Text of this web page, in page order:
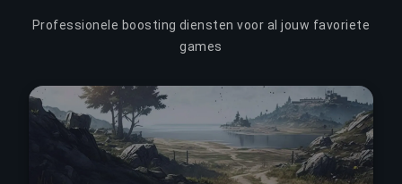
Professionele boosting diensten voor al jouw favoriete
games